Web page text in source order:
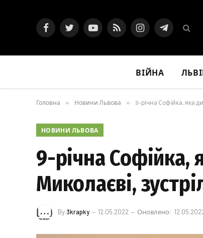
FacebookTwitterYouTubeRSS InstagramTelegram
ВІЙНА
Головна » Новини Львова » 9-річна Софійка, яка
НОВИНИ ЛЬВОВА
9-річна Софійка,
Миколаєві,
By 3krapky 12.05.2022 Оновлено: